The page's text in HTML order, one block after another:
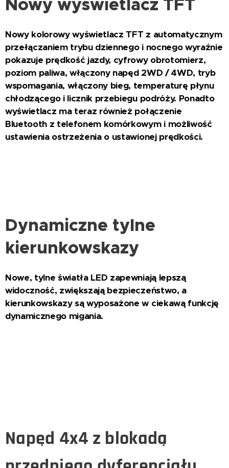
Nowy wyświetlacz TFT
Nowy kolorowy wyświetlacz TFT z automatycznym
przełączaniem trybu dziennego i nocnego wyraźnie
pokazuje prędkość jazdy, cyfrowy obrotomierz,
poziom paliwa, włączony napęd 2WD / 4WD, tryb
wspomagania, włączony bieg, temperaturę płynu
chłodzącego i licznik przebiegu podróży. Ponadto
wyświetlacz ma teraz również połączenie
Bluetooth z telefonem komórkowym i możliwość
ustawienia ostrzeżenia o ustawionej prędkości.
Dynamiczne tylne
kierunkowskazy
Nowe, tylne światła LED zapewniają lepszą
widoczność, zwiększają bezpieczeństwo, a
kierunkowskazy są wyposażone w ciekawą funkcję
dynamicznego migania.
Napęd 4x4 z blokadą